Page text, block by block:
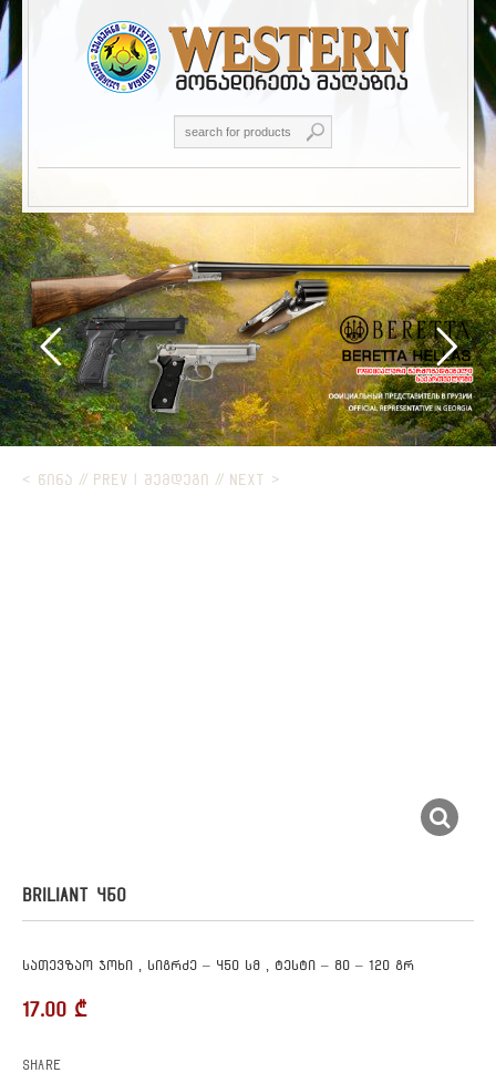
< ᲬᲘᲜᲐ // PREV ᲨᲔᲛᲓᲔᲒᲘ // NEXT >
BRILIANT 450
სათევზაო ჯოხი , სიგრძე – 450 სმ , ტესტი – 80 – 120 გრ
17.00 ₾
Share